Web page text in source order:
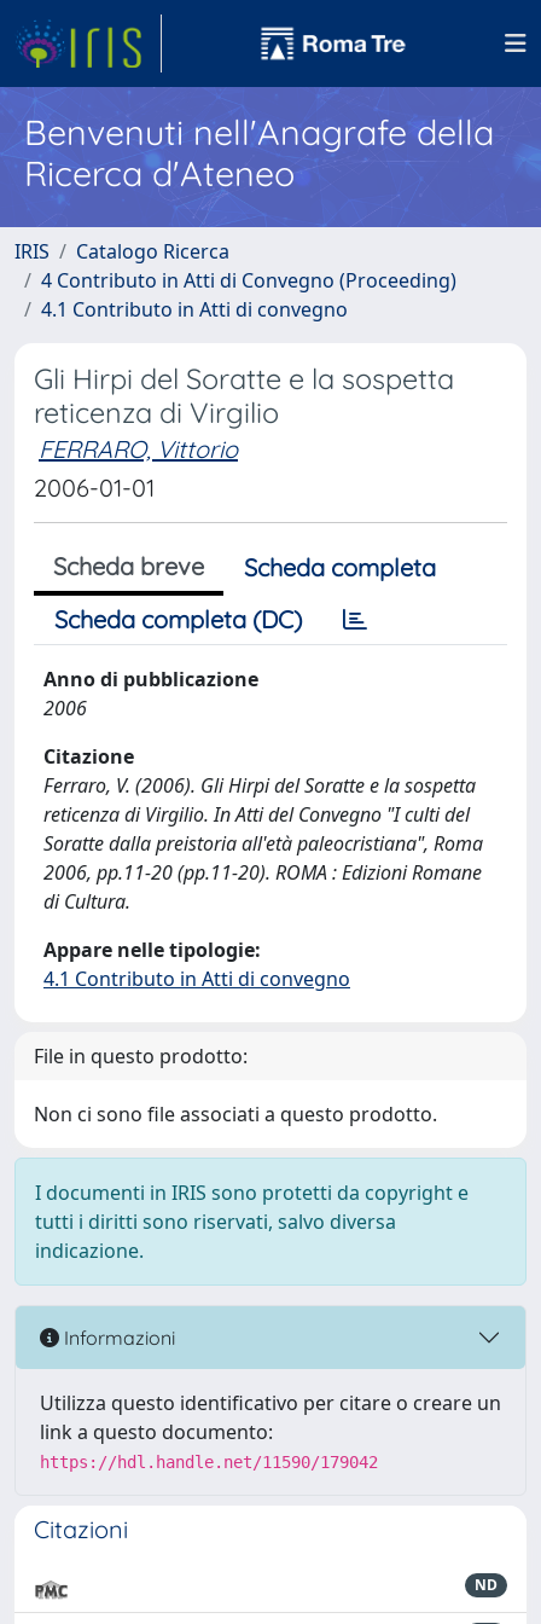
Benvenuti nell'Anagrafe della
Ricerca d'Ateneo
IRIS
Catalogo Ricerca
4 Contributo in Atti di Convegno (Proceeding)
4.1 Contributo in Atti di convegno
Gli Hirpi del Soratte e la sospetta
reticenza di Virgilio
FERRARO, Vittorio
2006-01-01
Scheda breve
Scheda completa
Scheda completa (DC)
Anno di pubblicazione
2006
Citazione
Ferraro, V. (2006). Gli Hirpi del Soratte e la sospetta
reticenza di Virgilio. In Atti del Convegno "I culti del
Soratte dalla preistoria all'età paleocristiana", Roma
2006, pp.11-20 (pp.11-20). ROMA : Edizioni Romane
di Cultura.
Appare nelle tipologie:
4.1 Contributo in Atti di convegno
File in questo prodotto:
Non ci sono file associati a questo prodotto.
I documenti in IRIS sono protetti da copyright e
tutti i diritti sono riservati, salvo diversa
indicazione.
Informazioni
Utilizza questo identificativo per citare o creare un
link a questo documento:
https://hdl.handle.net/11590/179042
Citazioni
ND